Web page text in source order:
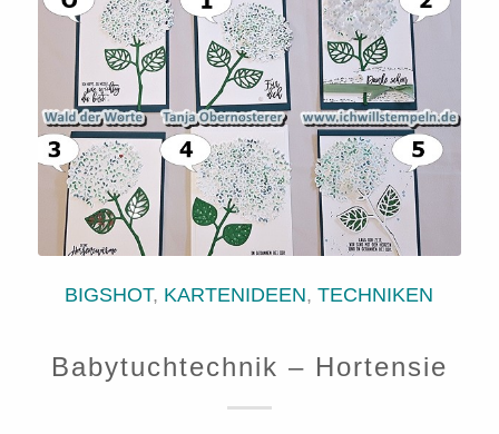
BIGSHOT, KARTENIDEEN,TECHNIKEN
Babytuchtechnik – Hortensie